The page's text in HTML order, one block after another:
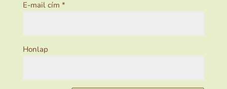
E-mail cím *
Honlap